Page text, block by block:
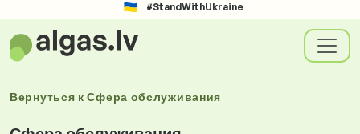
#StandWithUkraine
Вернуться кСфера обслуживания